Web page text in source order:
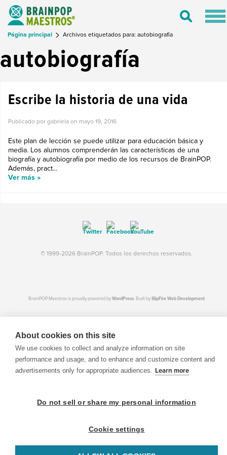
Toggle
Página principal Archivos etiquetados para: autobiografía
autobiografía
Escribe la historia de una vida
Publicado por gabriela on mayo 19, 2016
Este plan de lección se puede utilizar para educación básica y
media. Los alumnos comprenderán las características de una
biografía y autobiografía por medio de los recursos de BrainPOP.
Además, pract...
Ver más »
© 1999-2026 BrainPOP. Todos los derechos reservados.
BrainPOP Maestros is proudly powered byWordPress. Built bySlipFire Web Development
About cookies on this site
We use cookies to collect and analyze information on site
performance and usage, and to enhance and customize content and
advertisements only for appropriate audiences. Learn more
Do not sell or share my personal information
Cookie settings